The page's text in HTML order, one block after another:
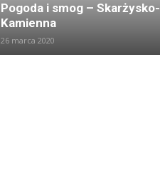
Pogoda i smog – Skarżysko-
Kamienna
26 marca 2020